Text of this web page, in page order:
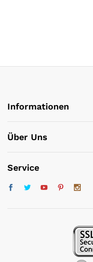
Informationen
Über Uns
Service